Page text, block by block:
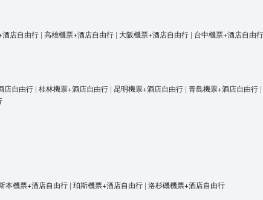
酒店自由行 | 高雄機票+酒店自由行 | 大阪機票+酒店自由行 | 台中機票+酒店自由行
店自由行 | 桂林機票+酒店自由行 | 昆明機票+酒店自由行 | 青島機票+酒店自由行 |
本機票+酒店自由行 | 珀斯機票+酒店自由行 | 洛杉磯機票+酒店自由行